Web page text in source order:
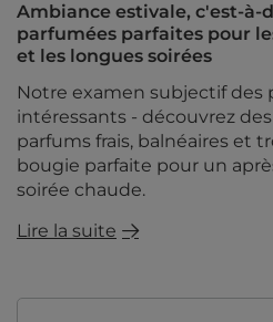
Ambiance estivale, c'est-à-
parfumées parfaites pour
et les longues soirées
Notre examen subjectif des
intéressants - découvrez
parfums frais, balnéaires et
bougie parfaite pour un
soirée chaude.
Lire la suite